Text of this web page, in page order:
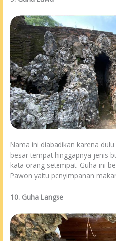
Nama ini diabadikan karena
besar tempat hinggapnya jenis
kata orang setempat. Guha ini
Pawon yaitu penyimpanan
10. Guha Langse